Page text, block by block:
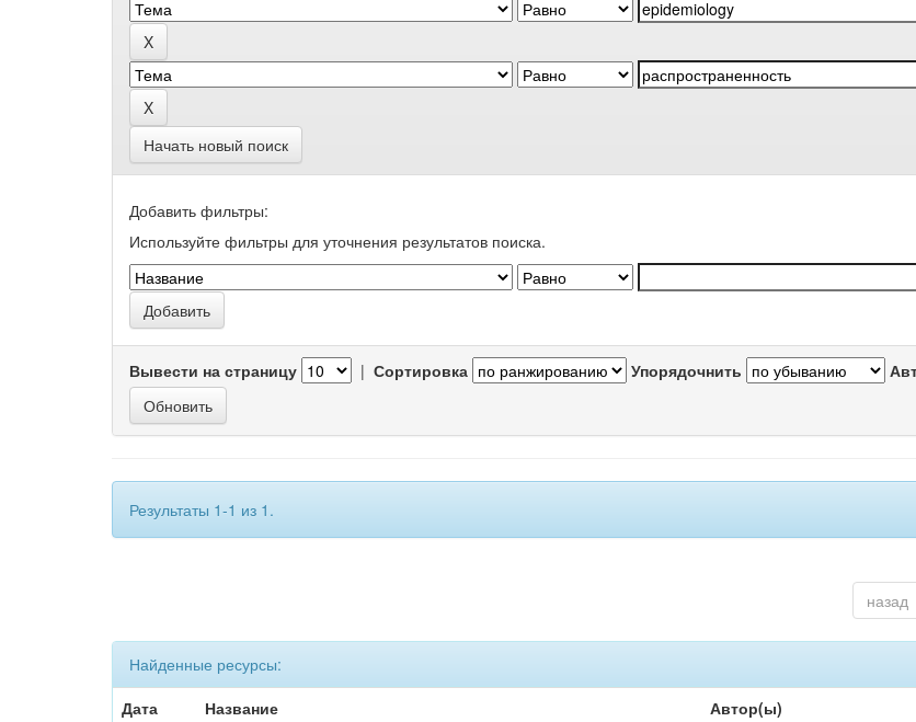
Начать новый поиск
Добавить фильтры:
Используйте фильтры для уточнения результатов поиска.
Вывести на страницу | Сортировка Упорядочнить
Результаты 1-1 из 1.
назад
Найденные ресурсы:
Дата
Название Автор(ы)